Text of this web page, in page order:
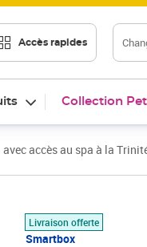
Accès rapides
Collection
accès au spa à la
Livraison offerte
Smartbox
Prix barré 207,00 €
Prix 169,90€